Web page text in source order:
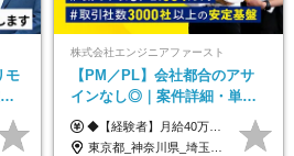
モ
*
株式会社エンジニアファースト
【PM／PL】会社都合のアサ
インなし◎｜案件詳細・単
価・給与テーブル全公開！働
き方も年収も自分で選べる！
◆【経験者】月給40万円～120万円(固定残業代含む)+各種手当 ※月30時間（76,000円～）の固定残業代を含みます。 ※上記を超える時間外労働分は追加で支給。 ※6ヶ月の試用期間あり（条件に変動なし） ・年収平均176万円アップ ・前職給与を保証 ◆単価連動性×還元率84％～100％で収入の大幅UPが可能 ・案件単価が月50万円の場合：年収417万円 ・案件単価が月70万円の場合：年収584万円 ・案件単価が月100万円の場合：年収834万円
東京都_神奈川県_埼玉県_千葉県_大阪府_愛知県_北海道_青森県_岩手県_宮城県_秋田県_山形県_福島県_茨城県_栃木県_群馬県_新潟県_山梨県_長野県_富山県_石川県_福井県_静岡県_岐阜県_三重県_兵庫県_京都府_滋賀県_奈良県_和歌山県_広島県_岡山県_鳥取県_島根県_山口県_徳島県_香川県_愛媛県_高知県_福岡県_熊本県_佐賀県_長崎県_大分県_宮崎県_鹿児島県_沖縄県